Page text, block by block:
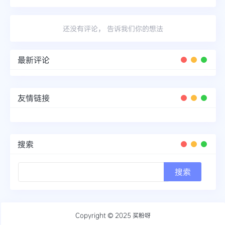
还没有评论， 告诉我们你的想法
最新评论
友情链接
搜索
Copyright © 2025 买粉呀